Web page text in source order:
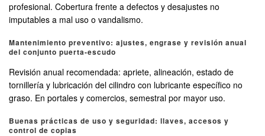
profesional. Cobertura frente a defectos y desajustes no
imputables a mal uso o vandalismo.
Mantenimiento preventivo: ajustes, engrase y revisión anual
del conjunto puerta-escudo
Revisión anual recomendada: apriete, alineación, estado de
tornillería y lubricación del cilindro con lubricante específico no
graso. En portales y comercios, semestral por mayor uso.
Buenas prácticas de uso y seguridad: llaves, accesos y
control de copias